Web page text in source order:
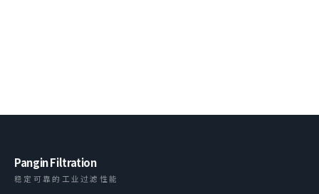
Pangin Filtration
稳定可靠的工业过滤性能